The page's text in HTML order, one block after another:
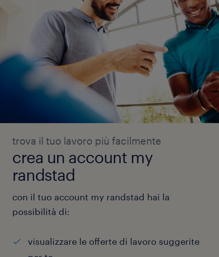
trova il tuo lavoro più facilmente
crea un account my
randstad
con il tuo account my randstad hai la
possibilità di:
visualizzare le offerte di lavoro suggerite